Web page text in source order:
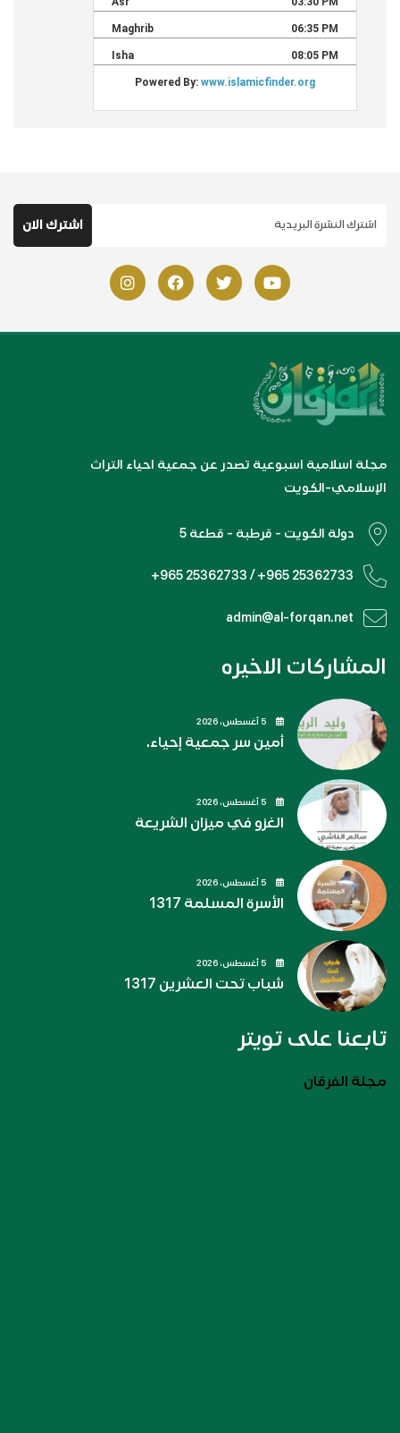
مجلة اسلامية اسبوعية تصدر عن جمعية احياء التراث
الإسلامي-الكويت
دولة الكويت - قرطبة - قطعة 5
+965 25362733 / +965 25362733
admin@al-forqan.net
المشاركات الاخيره
أمين سر جمعية إحياء.
الغزو في ميزان الشريعة
الأسرة المسلمة 1317
شباب تحت العشرين 1317
تابعنا على تويتر
مجلة الفرقان